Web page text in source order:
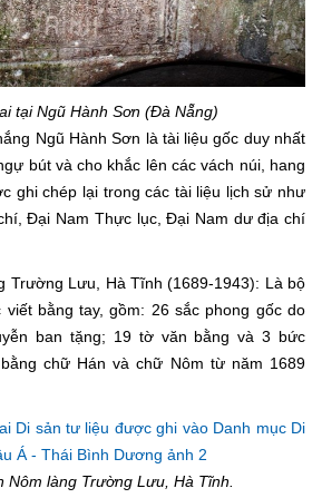
tại Ngũ Hành Sơn (Đà Nẵng)
Ngũ Hành Sơn là tài liệu gốc duy nhất
bút và cho khắc lên các vách núi, hang
ghi chép lại trong các tài liệu lịch sử như
Đại Nam Thực lục, Đại Nam dư địa chí
Trường Lưu, Hà Tĩnh (1689-1943): Là bộ
bằng tay, gồm: 26 sắc phong gốc do
ban tặng; 19 tờ văn bằng và 3 bức
chữ Hán và chữ Nôm từ năm 1689
Nôm làng Trường Lưu, Hà Tĩnh.